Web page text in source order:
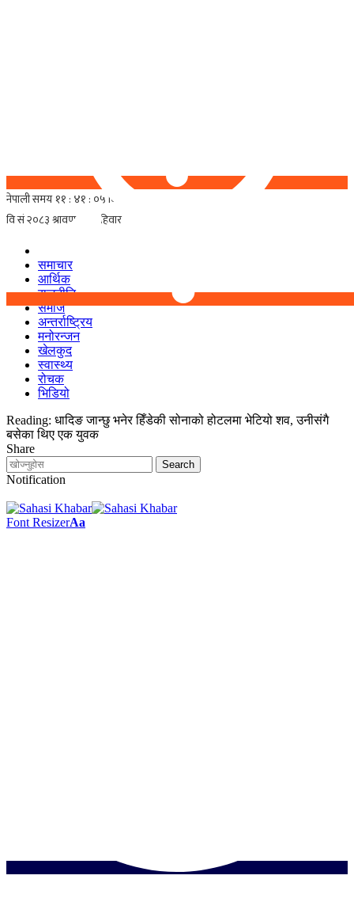
समाचार
आर्थिक
राजनीति
समाज
अन्तर्राष्ट्रिय
मनोरन्जन
खेलकुद
स्वास्थ्य
रोचक
भिडियो
Reading: धादिङ जान्छु भनेर हिँडेकी सोनाको होटलमा भेटियो शव, उनीसंगै
बसेका थिए एक युवक
Share
Notification
Font ResizerAa